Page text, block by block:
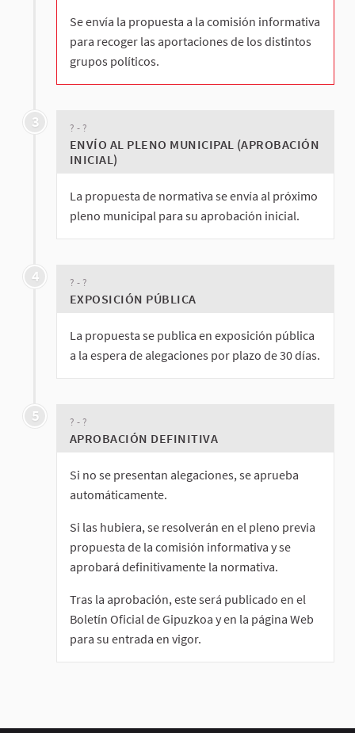
Se envía la propuesta a la comisión informativa
para recoger las aportaciones de los distintos
grupos políticos.
3 ? - ?
ENVÍO AL PLENO MUNICIPAL (APROBACIÓN
INICIAL)
La propuesta de normativa se envía al próximo
pleno municipal para su aprobación inicial.
4 ? - ?
EXPOSICIÓN PÚBLICA
La propuesta se publica en exposición pública
a la espera de alegaciones por plazo de 30 días.
5 ? - ?
APROBACIÓN DEFINITIVA
Si no se presentan alegaciones, se aprueba
automáticamente.
Si las hubiera, se resolverán en el pleno previa
propuesta de la comisión informativa y se
aprobará definitivamente la normativa.
Tras la aprobación, este será publicado en el
Boletín Oficial de Gipuzkoa y en la página Web
para su entrada en vigor.